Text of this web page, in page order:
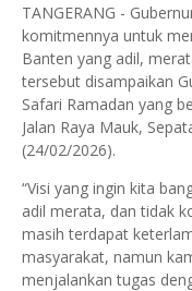
TANGERANG -
komitmennya untuk
Banten yang adil,
tersebut disampaikan
Safari Ramadan yang
Jalan Raya Mauk,
(24/02/2026).
​“Visi yang ingin kita
adil merata, dan tidak
masih terdapat
masyarakat, namun
menjalankan tugas